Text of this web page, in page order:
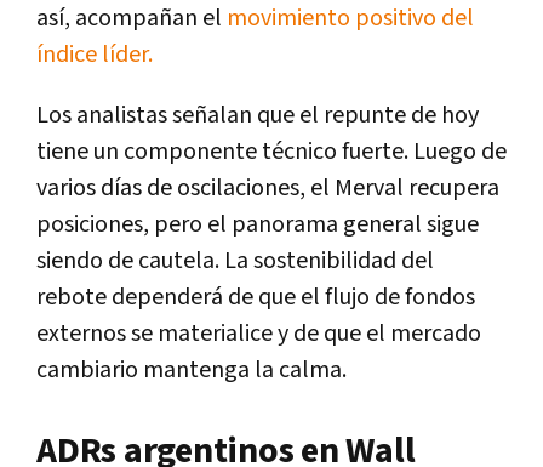
así, acompañan el movimiento positivo del
índice líder.
Los analistas señalan que el repunte de hoy
tiene un componente técnico fuerte. Luego de
varios días de oscilaciones, el Merval recupera
posiciones, pero el panorama general sigue
siendo de cautela. La sostenibilidad del
rebote dependerá de que el flujo de fondos
externos se materialice y de que el mercado
cambiario mantenga la calma.
ADRs argentinos en Wall